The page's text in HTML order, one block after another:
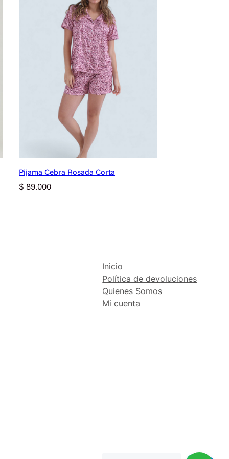
Pijama Cebra Rosada Corta
$ 89.000
Inicio
Política de devoluciones
Quienes Somos
Mi cuenta